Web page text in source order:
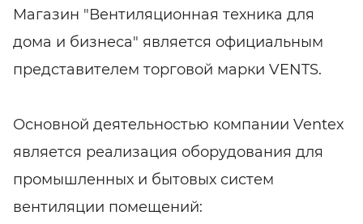
Магазин "Вентиляционная техника для
дома и бизнеса" является официальным
представителем торговой марки VENTS.
Основной деятельностью компании Ventex
является реализация оборудования для
промышленных и бытовых систем
вентиляции помещений: